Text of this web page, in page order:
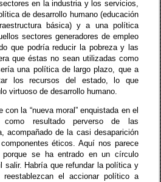
en la industria y los servicios,
de desarrollo humano (educación
básica) y a una política
sectores generadores de empleo
que podría reducir la pobreza y las
que éstas no sean utilizadas como
una política de largo plazo, que a
los recursos del estado, lo que
virtuoso de desarrollo humano.
la “nueva moral” enquistada en el
resultado perverso de las
acompañado de la casi desaparición
éticos. Aquí nos parece
se ha entrado en un círculo
salir. Habría que refundar la política y
el accionar político a